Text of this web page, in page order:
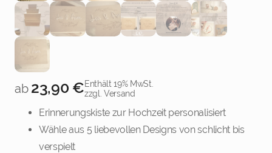
ab 23,90 €Enthält 19% MwSt.
zzgl. Versand
Erinnerungskiste zur Hochzeit personalisiert
Wähle aus 5 liebevollen Designs von schlicht bis
verspielt